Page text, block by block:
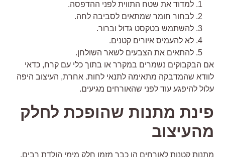
למדוד את שטח התווית לפני ההדפסה.
לבחור חומר שמתאים לסביבה לחה.
להשתמש בטקסט גדול וברור.
לא להעמיס איורים קטנים.
להתאים את הצבעים לשאר השולחן.
אם הבקבוקים נשמרים במקרר או בתוך כלי עם קרח, כדאי
לוודא שהמדבקה מתאימה לתנאי לחות. אחרת, העיצוב היפה
עלול להיפגע עוד לפני שהאורחים מגיעים.
פינת מתנות שהופכת לחלק
מהעיצוב
מתנות קטנות לאורחים הן כבר מזמן חלק מימי הולדת רבים.